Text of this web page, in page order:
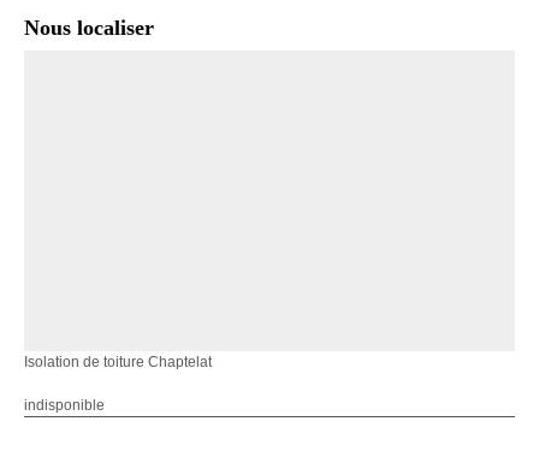
Nous localiser
Isolation de toiture Chaptelat
indisponible